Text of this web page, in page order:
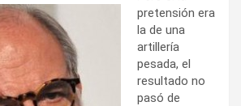
pretensión era
la de una
artillería
pesada, el
resultado no
pasó de